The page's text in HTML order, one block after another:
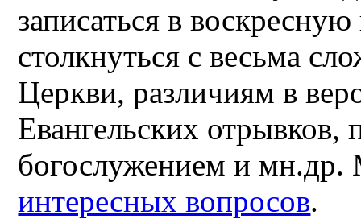
записаться в
столкнуться с весьма
Церкви, различиям в
Евангельских отрывков,
богослужением и
интересных вопросов.